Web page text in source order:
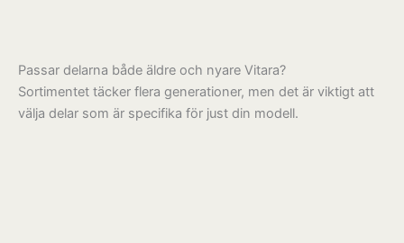
Passar delarna både äldre och nyare Vitara?
Sortimentet täcker flera generationer, men det är viktigt att
välja delar som är specifika för just din modell.